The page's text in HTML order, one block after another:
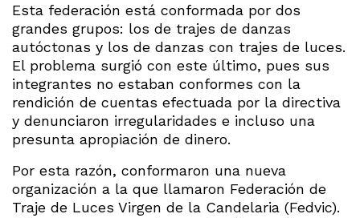
Esta federación está conformada por dos
grandes grupos: los de trajes de danzas
autóctonas y los de danzas con trajes de luces.
El problema surgió con este último, pues sus
integrantes no estaban conformes con la
rendición de cuentas efectuada por la directiva
y denunciaron irregularidades e incluso una
presunta apropiación de dinero.
Por esta razón, conformaron una nueva
organización a la que llamaron Federación de
Traje de Luces Virgen de la Candelaria (Fedvic).